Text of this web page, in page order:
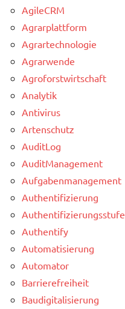
AgileCRM
Agrarplattform
Agrartechnologie
Agrarwende
Agroforstwirtschaft
Analytik
Antivirus
Artenschutz
AuditLog
AuditManagement
Aufgabenmanagement
Authentifizierung
Authentifizierungsstufe
Authentify
Automatisierung
Automator
Barrierefreiheit
Baudigitalisierung